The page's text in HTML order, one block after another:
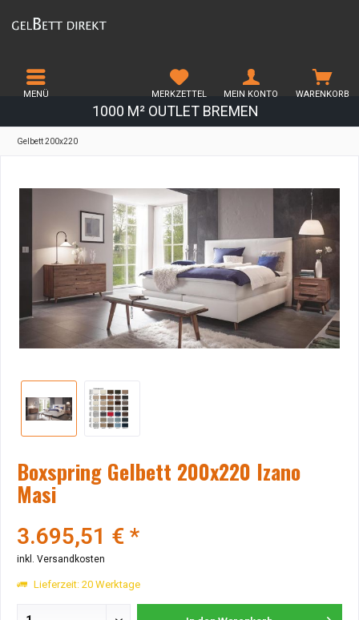
1000 M² OUTLET BREMEN
MENÜ WARENKORB
MERKZETTEL MEIN KONTO
Gelbett 200x220
Boxspring Gelbett 200x220 Izano
Masi
3.695,51 € *
inkl. Versandkosten
Lieferzeit: 20 Werktage